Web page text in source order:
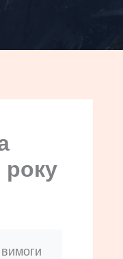
року